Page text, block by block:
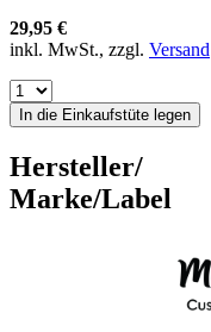
29,95 €
inkl. MwSt., zzgl. Versand
In die Einkaufstüte legen
Hersteller/
Marke/Label